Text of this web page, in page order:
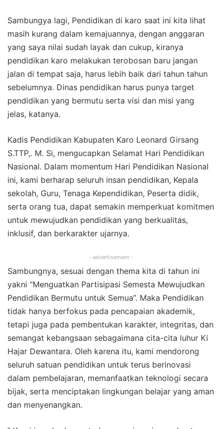
Sambungya lagi, Pendidikan di karo saat ini kita lihat
masih kurang dalam kemajuannya, dengan anggaran
yang saya nilai sudah layak dan cukup, kiranya
pendidikan karo melakukan terobosan baru jangan
jalan di tempat saja, harus lebih baik dari tahun tahun
sebelumnya. Dinas pendidikan harus punya target
pendidikan yang bermutu serta visi dan misi yang
jelas, katanya.
Kadis Pendidikan Kabupaten Karo Leonard Girsang
S.TTP,. M. Si, mengucapkan Selamat Hari Pendidikan
Nasional. Dalam momentum Hari Pendidikan Nasional
ini, kami berharap seluruh insan pendidikan, Kepala
sekolah, Guru, Tenaga Kependidikan, Peserta didik,
serta orang tua, dapat semakin memperkuat komitmen
untuk mewujudkan pendidikan yang berkualitas,
inklusif, dan berkarakter ujarnya.
- advertisement -
Sambungnya, sesuai dengan thema kita di tahun ini
yakni “Menguatkan Partisipasi Semesta Mewujudkan
Pendidikan Bermutu untuk Semua”. Maka Pendidikan
tidak hanya berfokus pada pencapaian akademik,
tetapi juga pada pembentukan karakter, integritas, dan
semangat kebangsaan sebagaimana cita-cita luhur Ki
Hajar Dewantara. Oleh karena itu, kami mendorong
seluruh satuan pendidikan untuk terus berinovasi
dalam pembelajaran, memanfaatkan teknologi secara
bijak, serta menciptakan lingkungan belajar yang aman
dan menyenangkan.